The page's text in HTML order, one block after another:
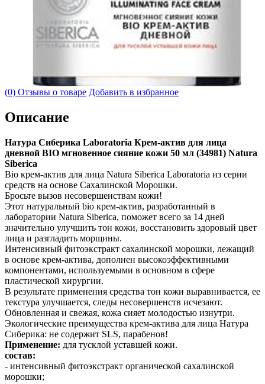
(0) Отзывы о товаре Добавить в избранное
Описание
Натура Сиберика Laboratoria Крем-актив для лица
дневной BIO мгновенное сияние кожи 50 мл (34981) Natura
Siberica
Bio крем-актив для лица Natura Siberica Laboratoria из серии
средств на основе Сахалинской Морошки.
Бросьте вызов несовершенствам кожи!
Этот натуральный bio крем-актив, разработанный в
лаборатории Natura Siberica, поможет всего за 14 дней
значительно улучшить тон кожи, восстановить здоровый цвет
лица и разгладить морщины.
Интенсивный фитоэкстракт сахалинской морошки, лежащий
в основе крем-актива, дополнен высокоэффективными
компонентами, используемыми в основном в сфере
пластической хирургии.
В результате применения средства тон кожи выравнивается, ее
текстура улучшается, следы несовершенств исчезают.
Обновленная и свежая, кожа сияет молодостью изнутри.
Экологические преимущества крем-актива для лица Натура
Сиберика: не содержит SLS, парабенов!
Применение: для тусклой уставшей кожи.
состав:
- интенсивный фитоэкстракт органической сахалинской
морошки;